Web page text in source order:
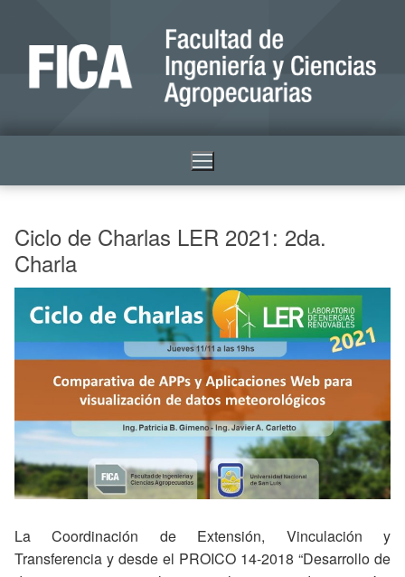
Ciclo de Charlas LER 2021: 2da.
Charla
La Coordinación de Extensión, Vinculación y
Transferencia y desde el PROICO 14-2018 “Desarrollo de